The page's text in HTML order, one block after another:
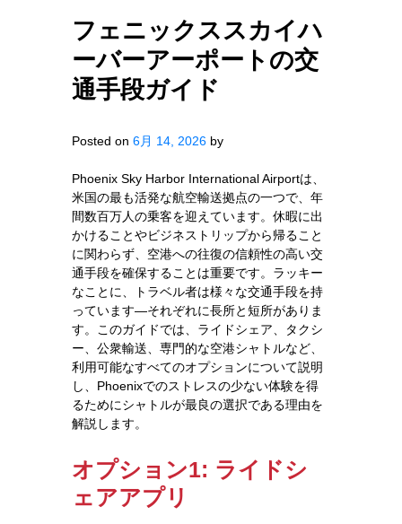
フェニックススカイハ
ーバーアーポートの交
通手段ガイド
Posted on 6月 14, 2026 by
Phoenix Sky Harbor International Airportは、
米国の最も活発な航空輸送拠点の一つで、年
間数百万人の乗客を迎えています。休暇に出
かけることやビジネストリップから帰ること
に関わらず、空港への往復の信頼性の高い交
通手段を確保することは重要です。ラッキー
なことに、トラベル者は様々な交通手段を持
っています—それぞれに長所と短所がありま
す。このガイドでは、ライドシェア、タクシ
ー、公衆輸送、専門的な空港シャトルなど、
利用可能なすべてのオプションについて説明
し、Phoenixでのストレスの少ない体験を得
るためにシャトルが最良の選択である理由を
解説します。
オプション1: ライドシ
ェアアプリ